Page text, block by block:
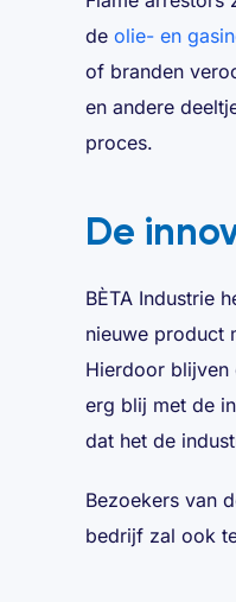
de olie- en
of branden
en andere
proces.
De
BÈTA Industrie
nieuwe product
Hierdoor blijven
erg blij met de
dat het de
Bezoekers van
bedrijf zal ook